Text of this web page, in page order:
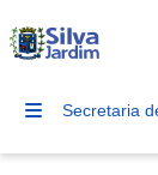
Secretaria